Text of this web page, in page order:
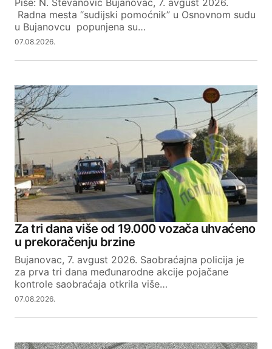
Piše: N. Stevanović Bujanovac, 7. avgust 2026.
Radna mesta “sudijski pomoćnik” u Osnovnom sudu
u Bujanovcu popunjena su…
07.08.2026.
Za tri dana više od 19.000 vozača uhvaćeno
u prekoračenju brzine
Bujanovac, 7. avgust 2026. Saobraćajna policija je
za prva tri dana međunarodne akcije pojačane
kontrole saobraćaja otkrila više…
07.08.2026.